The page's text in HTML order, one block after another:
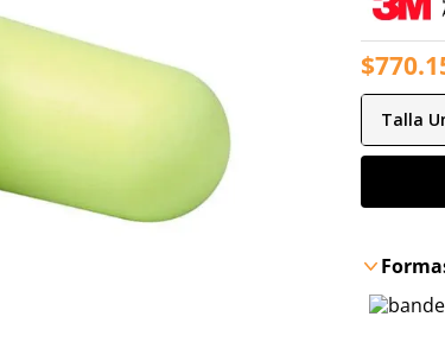
$770.
Talla